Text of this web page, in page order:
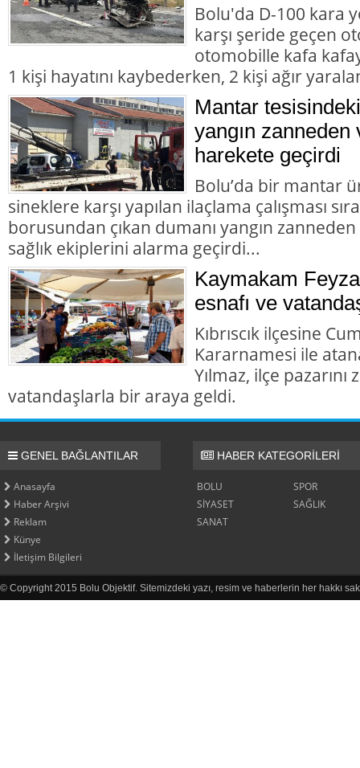
Bolu'da D-100 kara
karşı şeride geçen
otomobille kafa
1 kişi hayatını kaybederken, 2 kişi ağır
Mantar
yangın
harekete geçirdi
Bolu’da bir mantar
sineklere karşı yapılan ilaçlama çalışması
borusundan çıkan dumanı yangın
sağlık ekiplerini alarma geçirdi...
Kaymakam
esnafı ve
Kıbrıscık ilçesine
Kararnamesi ile
Yılmaz, ilçe
vatandaşlarla bir araya geldi.
GENEL BAĞLANTILAR
Anasayfa
Haber Arşivi
Reklam
Künye
İletişim Bilgileri
HABER KATEGORİLERİ
BOLU
SPOR
SİYASET
SAĞLIK
SANAT
© Copyright 2015 Bolu Objektif. Sitemizdeki yazı, resim ve haberlerin her hakkı